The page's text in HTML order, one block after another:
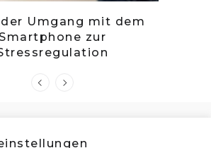
Umgang mit dem
zur